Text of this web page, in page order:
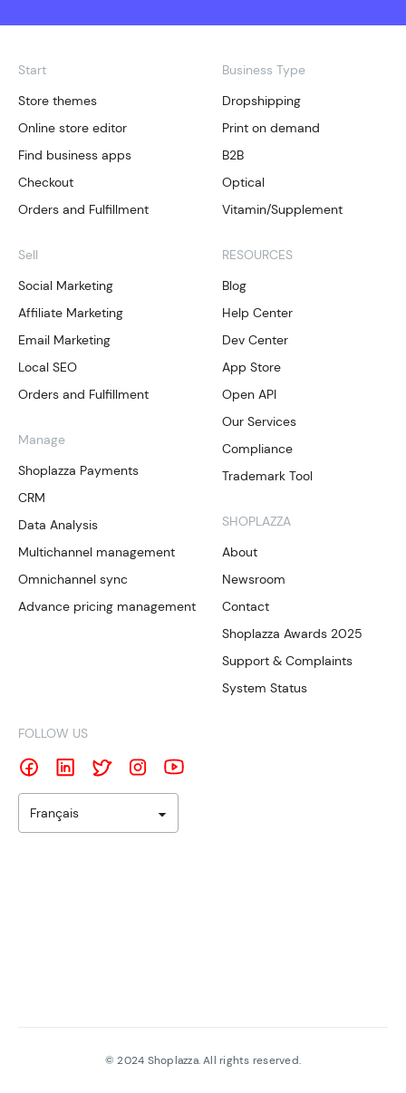
Start
Store themes
Online store editor
Find business apps
Checkout
Orders and Fulfillment
Sell
Social Marketing
Affiliate Marketing
Email Marketing
Local SEO
Orders and Fulfillment
Manage
Shoplazza Payments
CRM
Data Analysis
Multichannel management
Omnichannel sync
Advance pricing management
Business Type
Dropshipping
Print on demand
B2B
Optical
Vitamin/Supplement
RESOURCES
Blog
Help Center
Dev Center
App Store
Open API
Our Services
Compliance
Trademark Tool
SHOPLAZZA
About
Newsroom
Contact
Shoplazza Awards 2025
Support & Complaints
System Status
FOLLOW US
Français
©2024 Shoplazza. All rights reserved.